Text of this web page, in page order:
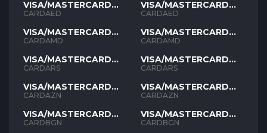
VISA/MASTERCARD
AED
CARDAED
VISA/MASTERCARD
AMD
CARDAMD
VISA/MASTERCARD
ARS
CARDARS
VISA/MASTERCARD
AZN
CARDAZN
VISA/MASTERCARD
BGN
CARDBGN
VISA/MASTERCARD
AED
CARDAED
VISA/MASTERCARD
AMD
CARDAMD
VISA/MASTERCARD
ARS
CARDARS
VISA/MASTERCARD
AZN
CARDAZN
VISA/MASTERCARD
BGN
CARDBGN